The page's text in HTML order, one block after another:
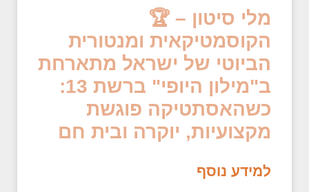
מלי סיטון – 🏆
הקוסמטיקאית ומנטורית
הביוטי של ישראל מתארחת
ב"מילון היופי" ברשת 13:
כשהאסתטיקה פוגשת
מקצועיות, יוקרה ובית חם
למידע נוסף